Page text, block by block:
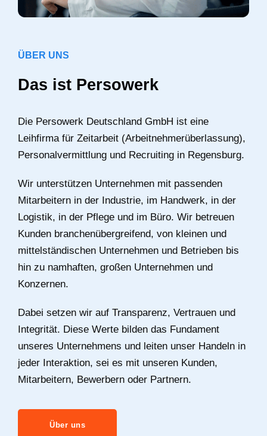
ÜBER UNS
Das ist Persowerk
Die Persowerk Deutschland GmbH ist eine
Leihfirma für Zeitarbeit (Arbeitnehmerüberlassung),
Personalvermittlung und Recruiting in Regensburg.
Wir unterstützen Unternehmen mit passenden
Mitarbeitern in der Industrie, im Handwerk, in der
Logistik, in der Pflege und im Büro. Wir betreuen
Kunden branchenübergreifend, von kleinen und
mittelständischen Unternehmen und Betrieben bis
hin zu namhaften, großen Unternehmen und
Konzernen.
Dabei setzen wir auf Transparenz, Vertrauen und
Integrität. Diese Werte bilden das Fundament
unseres Unternehmens und leiten unser Handeln in
jeder Interaktion, sei es mit unseren Kunden,
Mitarbeitern, Bewerbern oder Partnern.
Über uns